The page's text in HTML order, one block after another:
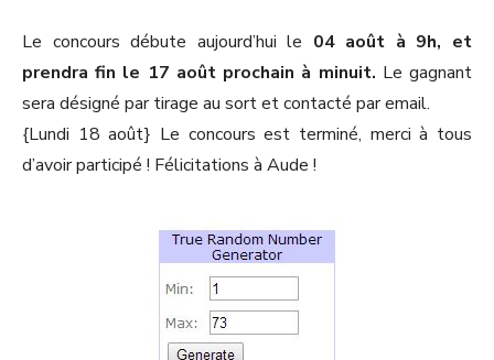
Le concours débute aujourd’hui le 04 août à 9h, et
prendra fin le 17 août prochain à minuit. Le gagnant
sera désigné par tirage au sort et contacté par email.
{Lundi 18 août} Le concours est terminé, merci à tous
d’avoir participé ! Félicitations à Aude !